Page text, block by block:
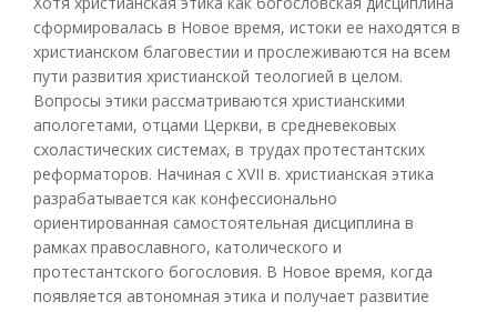
сформировалась в Новое время, истоки ее находятся в
христианском благовестии и прослеживаются на всем
пути развития христианской теологией в целом.
Вопросы этики рассматриваются христианскими
апологетами, отцами Церкви, в средневековых
схоластических системах, в трудах протестантских
реформаторов. Начиная с XVII в. христианская этика
разрабатывается как конфессионально
ориентированная самостоятельная дисциплина в
рамках православного, католического и
протестантского богословия. В Новое время, когда
появляется автономная этика и получает развитие